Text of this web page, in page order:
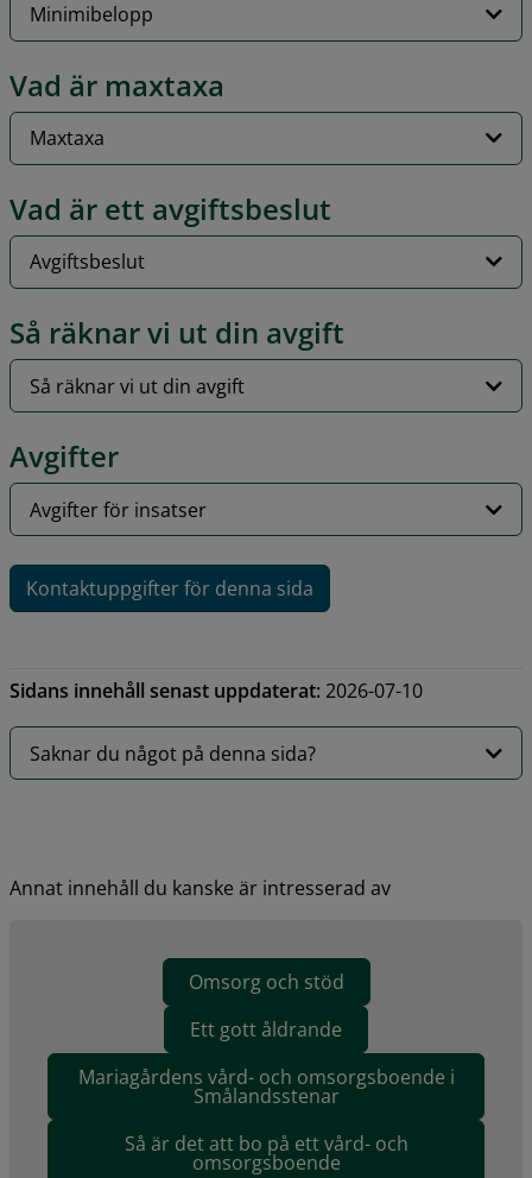
Minimibelopp
Vad är maxtaxa
Maxtaxa
Vad är ett avgiftsbeslut
Avgiftsbeslut
Så räknar vi ut din avgift
Så räknar vi ut din avgift
Avgifter
Avgifter för insatser
Kontaktuppgifter för denna sida
Sidans innehåll senast uppdaterat:2026-07-10
Saknar du något på denna sida?
Annat innehåll du kanske är intresserad av
Omsorg och stöd
Ett gott åldrande
Mariagårdens vård- och omsorgsboende i
Smålandsstenar
Så är det att bo på ett vård- och
omsorgsboende